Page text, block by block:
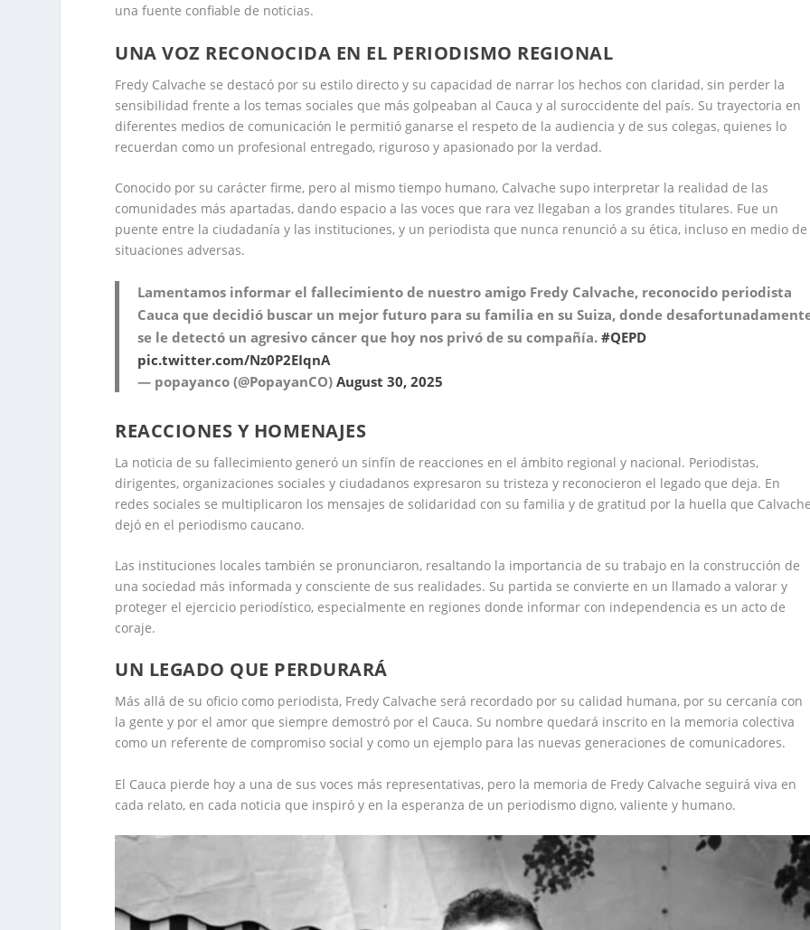
una fuente confiable de noticias.
UNA VOZ RECONOCIDA EN EL PERIODISMO REGIONAL
Fredy Calvache se destacó por su estilo directo y su capacidad de narrar los hechos con claridad, sin perder la
sensibilidad frente a los temas sociales que más golpeaban al Cauca y al suroccidente del país. Su trayectoria en
diferentes medios de comunicación le permitió ganarse el respeto de la audiencia y de sus colegas, quienes lo
recuerdan como un profesional entregado, riguroso y apasionado por la verdad.
Conocido por su carácter firme, pero al mismo tiempo humano, Calvache supo interpretar la realidad de las
comunidades más apartadas, dando espacio a las voces que rara vez llegaban a los grandes titulares. Fue un
puente entre la ciudadanía y las instituciones, y un periodista que nunca renunció a su ética, incluso en medio de
situaciones adversas.
Lamentamos informar el fallecimiento de nuestro amigo Fredy Calvache, reconocido periodista
Cauca que decidió buscar un mejor futuro para su familia en su Suiza, donde
se le detectó un agresivo cáncer que hoy nos privó de su compañía.#QEPD
pic.twitter.com/Nz0P2EIqnA
— popayanco (@PopayanCO)August 30, 2025
REACCIONES Y HOMENAJES
La noticia de su fallecimiento generó un sinfín de reacciones en el ámbito regional y nacional. Periodistas,
dirigentes, organizaciones sociales y ciudadanos expresaron su tristeza y reconocieron el legado que deja. En
redes sociales se multiplicaron los mensajes de solidaridad con su familia y de gratitud por la huella que
dejó en el periodismo caucano.
Las instituciones locales también se pronunciaron, resaltando la importancia de su trabajo en la construcción de
una sociedad más informada y consciente de sus realidades. Su partida se convierte en un llamado a valorar y
proteger el ejercicio periodístico, especialmente en regiones donde informar con independencia es un acto de
coraje.
UN LEGADO QUE PERDURARÁ
Más allá de su oficio como periodista, Fredy Calvache será recordado por su calidad humana, por su cercanía con
la gente y por el amor que siempre demostró por el Cauca. Su nombre quedará inscrito en la memoria colectiva
como un referente de compromiso social y como un ejemplo para las nuevas generaciones de comunicadores.
El Cauca pierde hoy a una de sus voces más representativas, pero la memoria de Fredy Calvache seguirá viva en
cada relato, en cada noticia que inspiró y en la esperanza de un periodismo digno, valiente y humano.